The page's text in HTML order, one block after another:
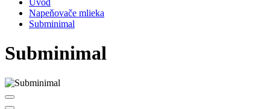
Úvod
Napeňovače mlieka
Subminimal
Subminimal